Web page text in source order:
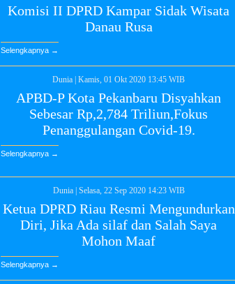
Komisi II DPRD Kampar Sidak Wisata
Danau Rusa
Selengkapnya →
Dunia Kamis, 01 Okt 2020 13:45 WIB
APBD-P Kota Pekanbaru Disyahkan
Sebesar Rp,2,784 Triliun,Fokus
Penanggulangan Covid-19.
Selengkapnya →
Dunia| Selasa, 22 Sep 2020 14:23 WIB
Ketua DPRD Riau Resmi Mengundurkan
Diri, Jika Ada silaf dan Salah Saya
Mohon Maaf
Selengkapnya →